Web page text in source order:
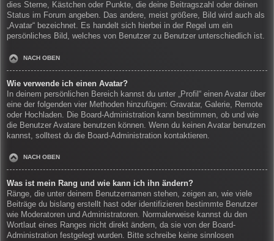
dies Sterne, Kästchen oder Punkte, die deine Beitragszahl oder deinen
Status im Forum angeben. Das andere, meist größere, Bild wird auch als
„Avatar“ bezeichnet. Es handelt sich hierbei in der Regel um ein
persönliches Bild, welches von Benutzer zu Benutzer unterschiedlich ist.
NACH OBEN
Wie verwende ich einen Avatar?
In deinem persönlichen Bereich kannst du unter „Profil“ einen Avatar über
eine der folgenden vier Methoden hinzufügen: Gravatar, Galerie, Remote
oder Hochladen. Die Board-Administration kann bestimmen, ob und wie
die Benutzer Avatare benutzen können. Wenn du keinen Avatar benutzen
kannst, solltest du die Board-Administration kontaktieren.
NACH OBEN
Was ist mein Rang und wie kann ich ihn ändern?
Ränge, die unter deinem Benutzernamen stehen, zeigen an, wie viele
Beiträge du bislang erstellt hast oder identifizieren bestimmte Benutzer
wie Moderatoren und Administratoren. Normalerweise kannst du den
Wortlaut eines Ranges nicht direkt ändern, da sie von der Board-
Administration festgelegt wurden. Bitte schreibe keine sinnlosen